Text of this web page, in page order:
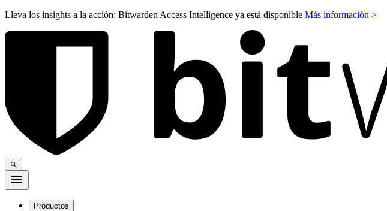
Lleva los insights a la acción: Bitwarden Access Intelligence ya está disponible Más información >
Productos